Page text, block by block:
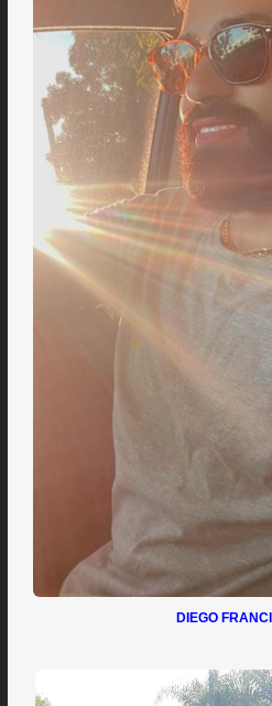
DIEGO